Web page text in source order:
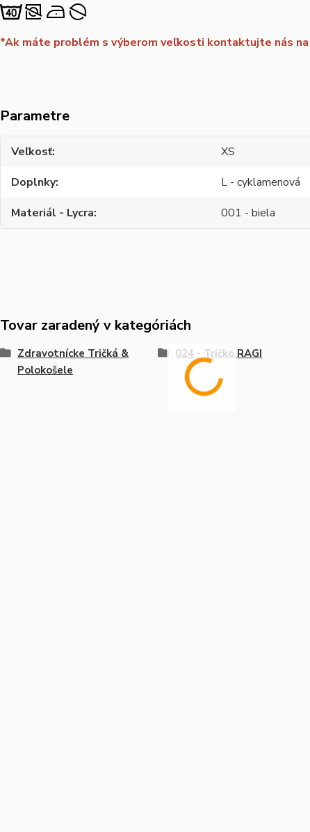
*Ak máte problém s výberom veľkosti kontaktujte nás
Parametre
Veľkosť
XS
Doplnky
L - cyklamenová
Materiál - Lycra
001 - biela
Tovar zaradený v kategóriách
Zdravotnícke Tričká &
Polokošele
024 - Tričko RAGI